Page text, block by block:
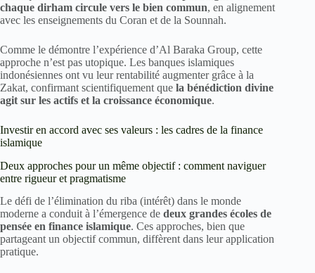
chaque dirham circule vers le bien commun, en alignement
avec les enseignements du Coran et de la Sounnah.
Comme le démontre l’expérience d’Al Baraka Group, cette
approche n’est pas utopique. Les banques islamiques
indonésiennes ont vu leur rentabilité augmenter grâce à la
Zakat, confirmant scientifiquement que la bénédiction divine
agit sur les actifs et la croissance économique.
Investir en accord avec ses valeurs : les cadres de la finance
islamique
Deux approches pour un même objectif : comment naviguer
entre rigueur et pragmatisme
Le défi de l’élimination du riba (intérêt) dans le monde
moderne a conduit à l’émergence de deux grandes écoles de
pensée en finance islamique. Ces approches, bien que
partageant un objectif commun, diffèrent dans leur application
pratique.